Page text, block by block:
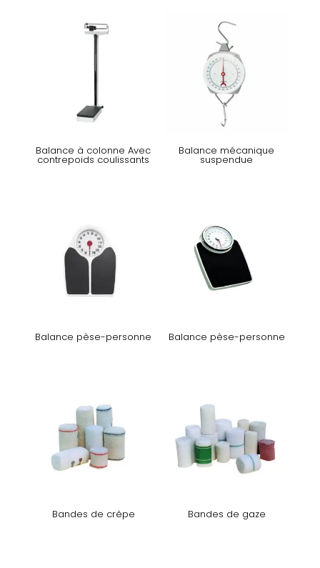
Balance à colonne Avec
contrepoids coulissants
Balance mécanique
suspendue
Balance pèse-personne Balance pèse-personne
Bandes de crêpe Bandes de gaze